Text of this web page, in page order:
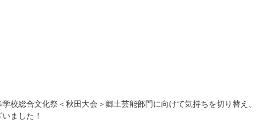
校総合文化祭＜秋田大会＞郷土芸能部門に向けて気持ちを切り替え、
ました！